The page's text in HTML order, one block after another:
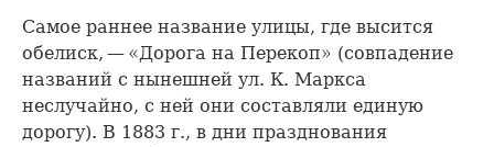
Самое раннее название улицы, где высится
обелиск, — «Дорога на Перекоп» (совпадение
названий с нынешней ул. К. Маркса
неслучайно, с ней они составляли единую
дорогу). В 1883 г., в дни празднования